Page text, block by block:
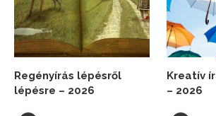
Regényírás lépésről
lépésre – 2026
Kreatív
– 2026